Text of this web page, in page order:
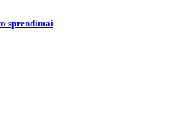
sprendimai